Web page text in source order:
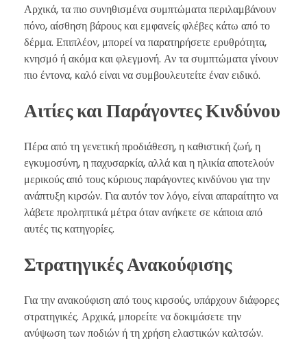
Αρχικά, τα πιο συνηθισμένα συμπτώματα περιλαμβάνουν
πόνο, αίσθηση βάρους και εμφανείς φλέβες κάτω από το
δέρμα. Επιπλέον, μπορεί να παρατηρήσετε ερυθρότητα,
κνησμό ή ακόμα και φλεγμονή. Αν τα συμπτώματα γίνουν
πιο έντονα, καλό είναι να συμβουλευτείτε έναν ειδικό.
Αιτίες και Παράγοντες Κινδύνου
Πέρα από τη γενετική προδιάθεση, η καθιστική ζωή, η
εγκυμοσύνη, η παχυσαρκία, αλλά και η ηλικία αποτελούν
μερικούς από τους κύριους παράγοντες κινδύνου για την
ανάπτυξη κιρσών. Για αυτόν τον λόγο, είναι απαραίτητο να
λάβετε προληπτικά μέτρα όταν ανήκετε σε κάποια από
αυτές τις κατηγορίες.
Στρατηγικές Ανακούφισης
Για την ανακούφιση από τους κιρσούς, υπάρχουν διάφορες
στρατηγικές. Αρχικά, μπορείτε να δοκιμάσετε την
ανύψωση των ποδιών ή τη χρήση ελαστικών καλτσών.